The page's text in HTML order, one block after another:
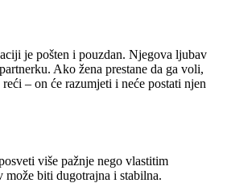
je pošten i pouzdan. Njegova ljubav
Ako žena prestane da ga voli,
– on će razumjeti i neće postati njen
više pažnje nego vlastitim
može biti dugotrajna i stabilna.